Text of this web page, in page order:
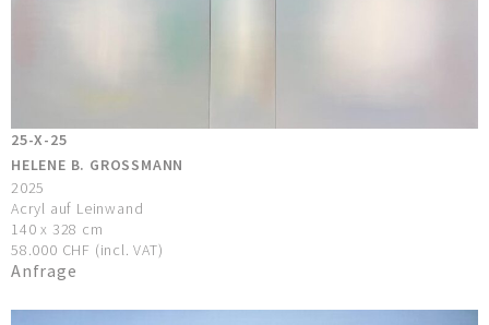
25-X-25
HELENE B. GROSSMANN
2025
Acryl auf Leinwand
140 x 328 cm
58.000 CHF (incl. VAT)
Anfrage